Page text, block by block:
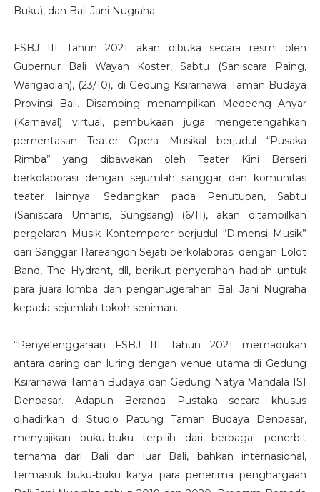
Buku), dan Bali Jani Nugraha.
FSBJ III Tahun 2021 akan dibuka secara resmi oleh
Gubernur Bali Wayan Koster, Sabtu (Saniscara Paing,
Warigadian), (23/10), di Gedung Ksirarnawa Taman Budaya
Provinsi Bali. Disamping menampilkan Medeeng Anyar
(Karnaval) virtual, pembukaan juga mengetengahkan
pementasan Teater Opera Musikal berjudul “Pusaka
Rimba” yang dibawakan oleh Teater Kini Berseri
berkolaborasi dengan sejumlah sanggar dan komunitas
teater lainnya. Sedangkan pada Penutupan, Sabtu
(Saniscara Umanis, Sungsang) (6/11), akan ditampilkan
pergelaran Musik Kontemporer berjudul “Dimensi Musik”
dari Sanggar Rareangon Sejati berkolaborasi dengan Lolot
Band, The Hydrant, dll, berikut penyerahan hadiah untuk
para juara lomba dan penganugerahan Bali Jani Nugraha
kepada sejumlah tokoh seniman.
“Penyelenggaraan FSBJ III Tahun 2021 memadukan
antara daring dan luring dengan venue utama di Gedung
Ksirarnawa Taman Budaya dan Gedung Natya Mandala ISI
Denpasar. Adapun Beranda Pustaka secara khusus
dihadirkan di Studio Patung Taman Budaya Denpasar,
menyajikan buku-buku terpilih dari berbagai penerbit
ternama dari Bali dan luar Bali, bahkan internasional,
termasuk buku-buku karya para penerima penghargaan